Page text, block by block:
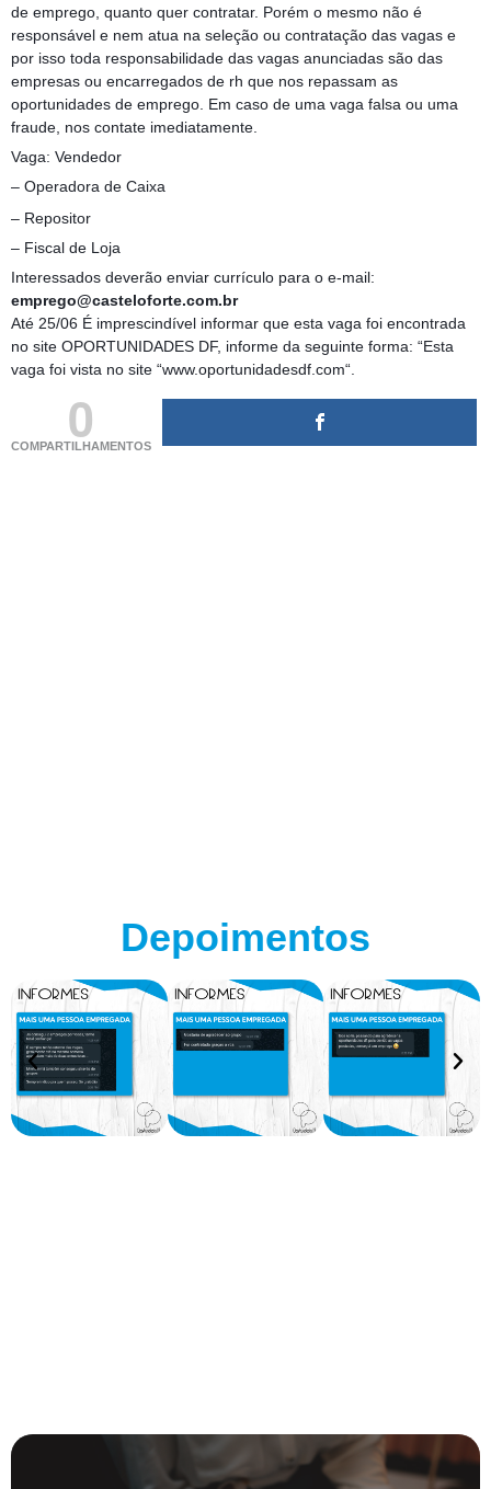
de emprego, quanto quer contratar. Porém o mesmo não é
responsável e nem atua na seleção ou contratação das vagas e
por isso toda responsabilidade das vagas anunciadas são das
empresas ou encarregados de rh que nos repassam as
oportunidades de emprego. Em caso de uma vaga falsa ou uma
fraude, nos contate imediatamente.
Vaga: Vendedor
– Operadora de Caixa
– Repositor
– Fiscal de Loja
Interessados deverão enviar currículo para o e-mail:
emprego@casteloforte.com.br
Até 25/06 É imprescindível informar que esta vaga foi encontrada
no site OPORTUNIDADES DF, informe da seguinte forma: “Esta
vaga foi vista no site “www.oportunidadesdf.com“.
0
COMPARTILHAMENTOS
Depoimentos